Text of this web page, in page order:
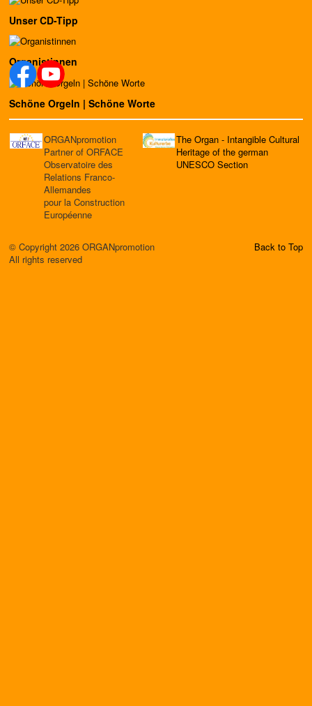
Unser CD-Tipp
Organistinnen
Schöne Orgeln | Schöne Worte
ORGANpromotion
Partner of ORFACE
Observatoire des
Relations Franco-
Allemandes
pour la Construction
Européenne
The Organ - Intangible Cultural
Heritage of the german
UNESCO Section
© Copyright 2026 ORGANpromotion
All rights reserved
Back to Top